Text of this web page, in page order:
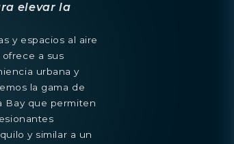
elevar la
y espacios al aire
a sus
urbana y
la gama de
Bay que permiten
y similar a un